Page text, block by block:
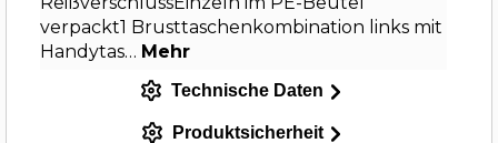
verpackt1 Brusttaschenkombination links mit
Handytas… Mehr
Technische Daten
Produktsicherheit